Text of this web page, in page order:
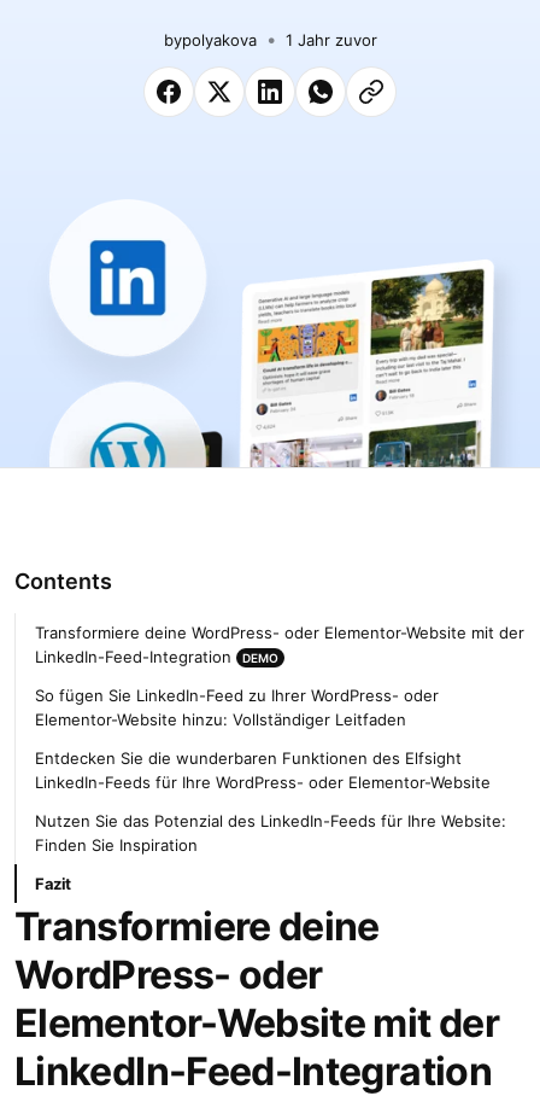
bypolyakova 1 Jahr zuvor
Transformiere deine
WordPress- oder
Elementor-Website mit der
LinkedIn-Feed-Integration
Contents
Transformiere deine WordPress- oder Elementor-Website mit der
LinkedIn-Feed-Integration
DEMO
So fügen Sie LinkedIn-Feed zu Ihrer WordPress- oder
Elementor-Website hinzu: Vollständiger Leitfaden
Entdecken Sie die wunderbaren Funktionen des Elfsight
LinkedIn-Feeds für Ihre WordPress- oder Elementor-Website
Nutzen Sie das Potenzial des LinkedIn-Feeds für Ihre Website:
Finden Sie Inspiration
Fazit